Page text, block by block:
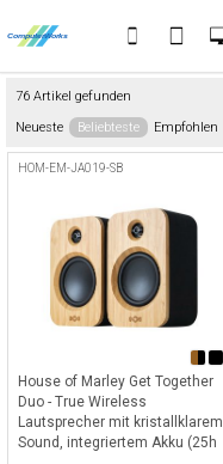
76 Artikel gefunden
Neueste Beliebteste Empfohlen
HOM-EM-JA019-SB
House of Marley Get Together
Duo - True Wireless
Lautsprecher mit kristallklarem
Sound, integriertem Akku (25h